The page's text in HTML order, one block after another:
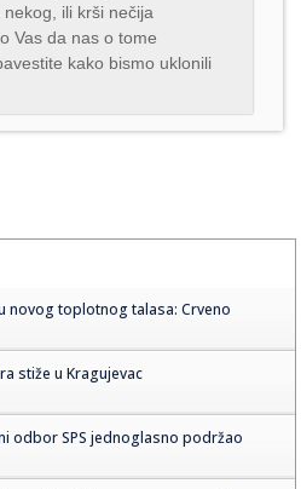
ili krši nečija
Vas da nas o tome
kako bismo uklonili
novog toplotnog talasa: Crveno
stiže u Kragujevac
odbor SPS jednoglasno podržao